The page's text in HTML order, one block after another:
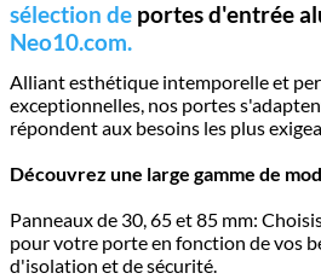
sélection de portes d'entrée
Neo10.com.
Alliant esthétique intemporelle et
exceptionnelles, nos portes
répondent aux besoins les plus
Découvrez une large gamme de
Panneaux de 30, 65 et 85 mm:
pour votre porte en fonction de vos
d'isolation et de sécurité.